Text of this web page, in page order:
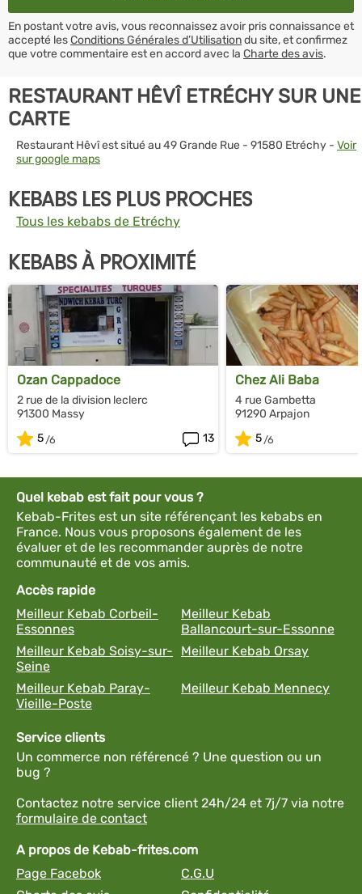
En postant votre avis, vous reconnaissez avoir pris connaissance et
accepté lesConditions Générales d’Utilisationdu site, et confirmez
que votre commentaire est en accord avec la Charte des avis.
RESTAURANT HÊVÎ ETRÉCHY SUR UNE
CARTE
Restaurant Hêvî est situé au 49 Grande Rue - 91580 Etréchy - Voir
sur google maps
KEBABS LES PLUS PROCHES
Tous les kebabs de Etréchy
KEBABS À PROXIMITÉ
Ozan Cappadoce
2 rue de la division leclerc
91300 Massy
5
13
Chez Ali Baba
4 rue Gambetta
91290 Arpajon
5
Quel kebab est fait pour vous ?
Kebab-Frites est un site référençant les kebabs en
France. Nous vous proposons également de les
évaluer et de les recommander auprès de notre
communauté et de vos amis.
Accès rapide
Meilleur Kebab Corbeil-
Essonnes
Meilleur Kebab
Ballancourt-sur-Essonne
Meilleur Kebab Soisy-sur-
Seine
Meilleur Kebab Orsay
Meilleur Kebab Paray-
Vieille-Poste
Meilleur Kebab Mennecy
Service clients
Un commerce non référencé ? Une question ou un
bug ?
Contactez notre service client 24h/24 et 7j/7 via notre
formulaire de contact
A propos de Kebab-frites.com
Page Facebok
C.G.U